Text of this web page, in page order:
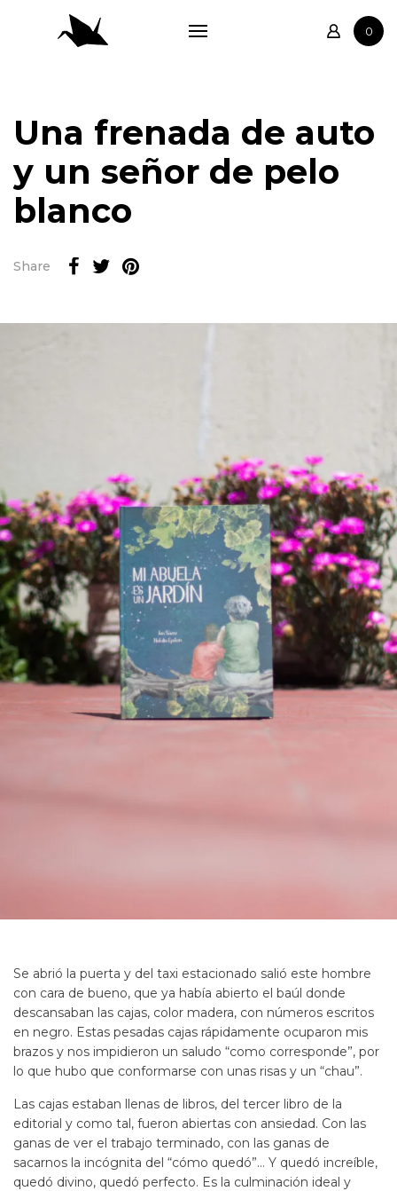
0
Biblioteca
Autores
Contacto
Una frenada de auto
y un señor de pelo
blanco
Share
Se abrió la puerta y del taxi estacionado salió este hombre
con cara de bueno, que ya había abierto el baúl donde
descansaban las cajas, color madera, con números escritos
en negro. Estas pesadas cajas rápidamente ocuparon mis
brazos y nos impidieron un saludo “como corresponde”, por
lo que hubo que conformarse con unas risas y un “chau”.
Las cajas estaban llenas de libros, del tercer libro de la
editorial y como tal, fueron abiertas con ansiedad. Con las
ganas de ver el trabajo terminado, con las ganas de
sacarnos la incógnita del “cómo quedó”… Y quedó increíble,
quedó divino, quedó perfecto. Es la culminación ideal y